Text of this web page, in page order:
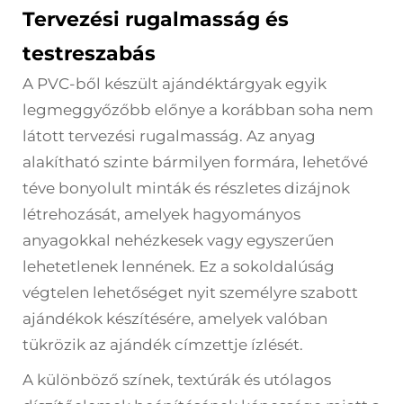
Tervezési rugalmasság és
testreszabás
A PVC-ből készült ajándéktárgyak egyik
legmeggyőzőbb előnye a korábban soha nem
látott tervezési rugalmasság. Az anyag
alakítható szinte bármilyen formára, lehetővé
téve bonyolult minták és részletes dizájnok
létrehozását, amelyek hagyományos
anyagokkal nehézkesek vagy egyszerűen
lehetetlenek lennének. Ez a sokoldalúság
végtelen lehetőséget nyit személyre szabott
ajándékok készítésére, amelyek valóban
tükrözik az ajándék címzettje ízlését.
A különböző színek, textúrák és utólagos